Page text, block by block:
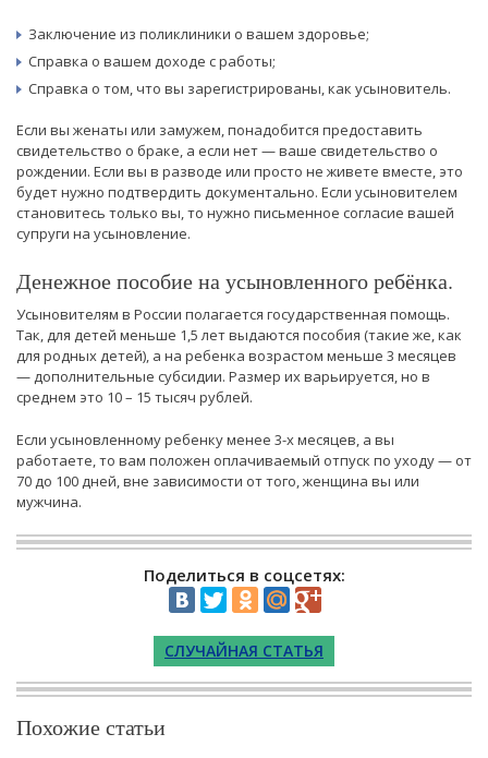
Заключение из поликлиники о вашем здоровье;
Справка о вашем доходе с работы;
Справка о том, что вы зарегистрированы, как усыновитель.
Если вы женаты или замужем, понадобится предоставить
свидетельство о браке, а если нет — ваше свидетельство о
рождении. Если вы в разводе или просто не живете вместе, это
будет нужно подтвердить документально. Если усыновителем
становитесь только вы, то нужно письменное согласие вашей
супруги на усыновление.
Денежное пособие на усыновленного ребёнка.
Усыновителям в России полагается государственная помощь.
Так, для детей меньше 1,5 лет выдаются пособия (такие же, как
для родных детей), а на ребенка возрастом меньше 3 месяцев
— дополнительные субсидии. Размер их варьируется, но в
среднем это 10 – 15 тысяч рублей.
Если усыновленному ребенку менее 3-х месяцев, а вы
работаете, то вам положен оплачиваемый отпуск по уходу — от
70 до 100 дней, вне зависимости от того, женщина вы или
мужчина.
Поделиться в соцсетях:
СЛУЧАЙНАЯ СТАТЬЯ
Похожие статьи